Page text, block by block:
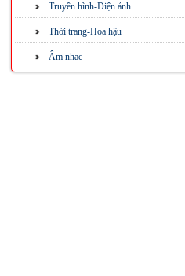
Truyền hình-Điện ảnh
Thời trang-Hoa hậu
Âm nhạc